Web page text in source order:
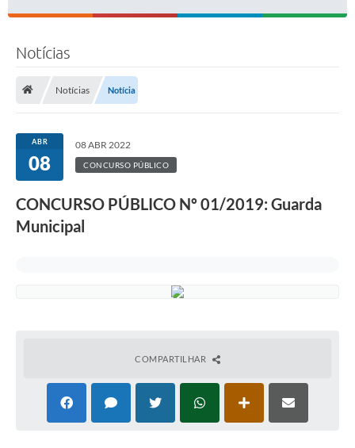
Notícias
Notícias Notícia
ABR
08
08 ABR 2022
CONCURSO PÚBLICO
CONCURSO PÚBLICO Nº 01/2019: Guarda
Municipal
COMPARTILHAR